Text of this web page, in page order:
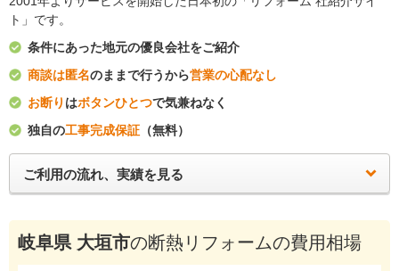
ト」です。
条件にあった地元の優良会社をご紹介
商談は匿名のままで行うから営業の心配なし
お断り はボタンひとつで気兼ねなく
独自の工事完成保証 （無料）
ご利用の流れ、実績を見る
岐阜県 大垣市の断熱リフォームの費用相場